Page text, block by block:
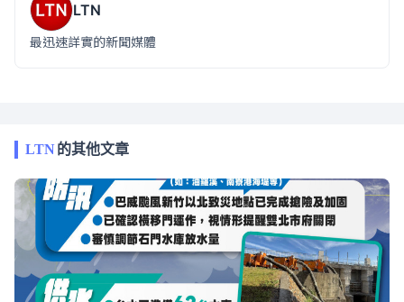
LTN
最迅速詳實的新聞媒體
LTN的其他文章